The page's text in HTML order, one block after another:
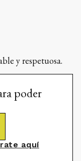
y respetuosa.
poder
aquí